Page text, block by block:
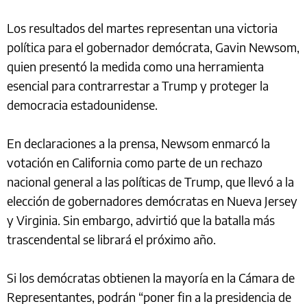
Los resultados del martes representan una victoria
política para el gobernador demócrata, Gavin Newsom,
quien presentó la medida como una herramienta
esencial para contrarrestar a Trump y proteger la
democracia estadounidense.
En declaraciones a la prensa, Newsom enmarcó la
votación en California como parte de un rechazo
nacional general a las políticas de Trump, que llevó a la
elección de gobernadores demócratas en Nueva Jersey
y Virginia. Sin embargo, advirtió que la batalla más
trascendental se librará el próximo año.
Si los demócratas obtienen la mayoría en la Cámara de
Representantes, podrán “poner fin a la presidencia de